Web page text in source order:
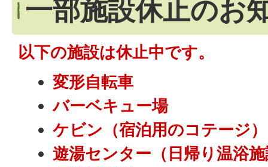
一部施設休止のお
以下の施設は休止中です。
変形自転車
バーベキュー場
ケビン（宿泊用のコテージ）
遊湯センター（日帰り温浴